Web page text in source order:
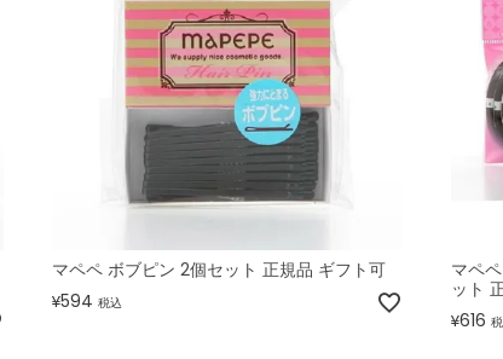
マペペ ボブピン 2個セット 正規品 ギフト可
¥594 税込
マペ
ット
¥616